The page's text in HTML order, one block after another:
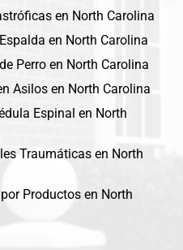
en North Carolina
en North Carolina
Perro en North Carolina
Asilos en North Carolina
Espinal en North
Traumáticas en North
Productos en North